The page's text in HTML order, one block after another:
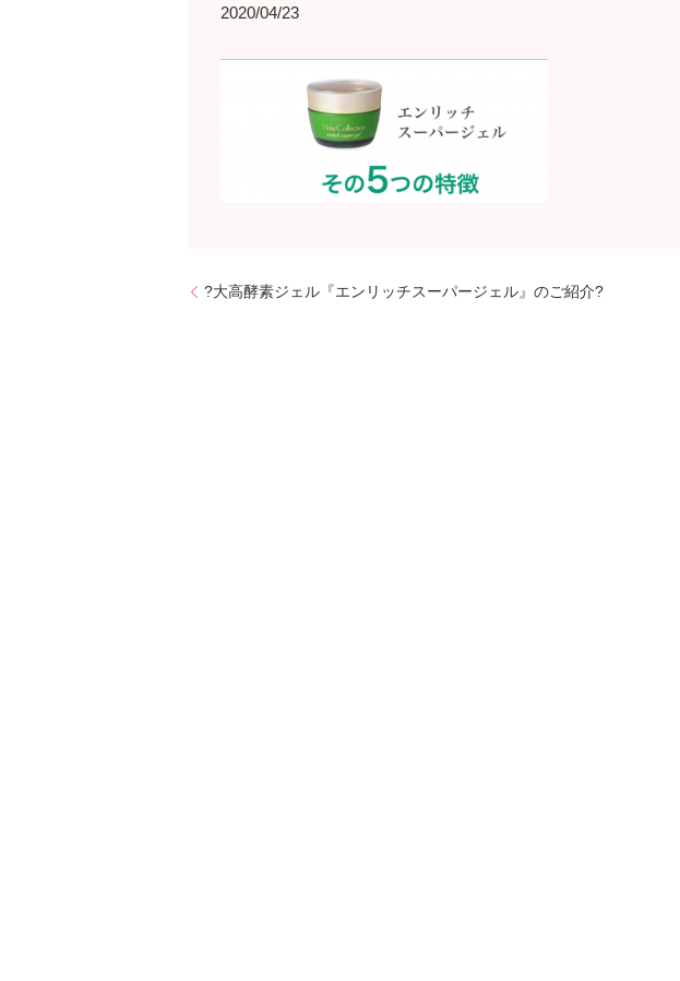
2020/04/23
?大高酵素ジェル『エンリッチスーパージェル』のご紹介?